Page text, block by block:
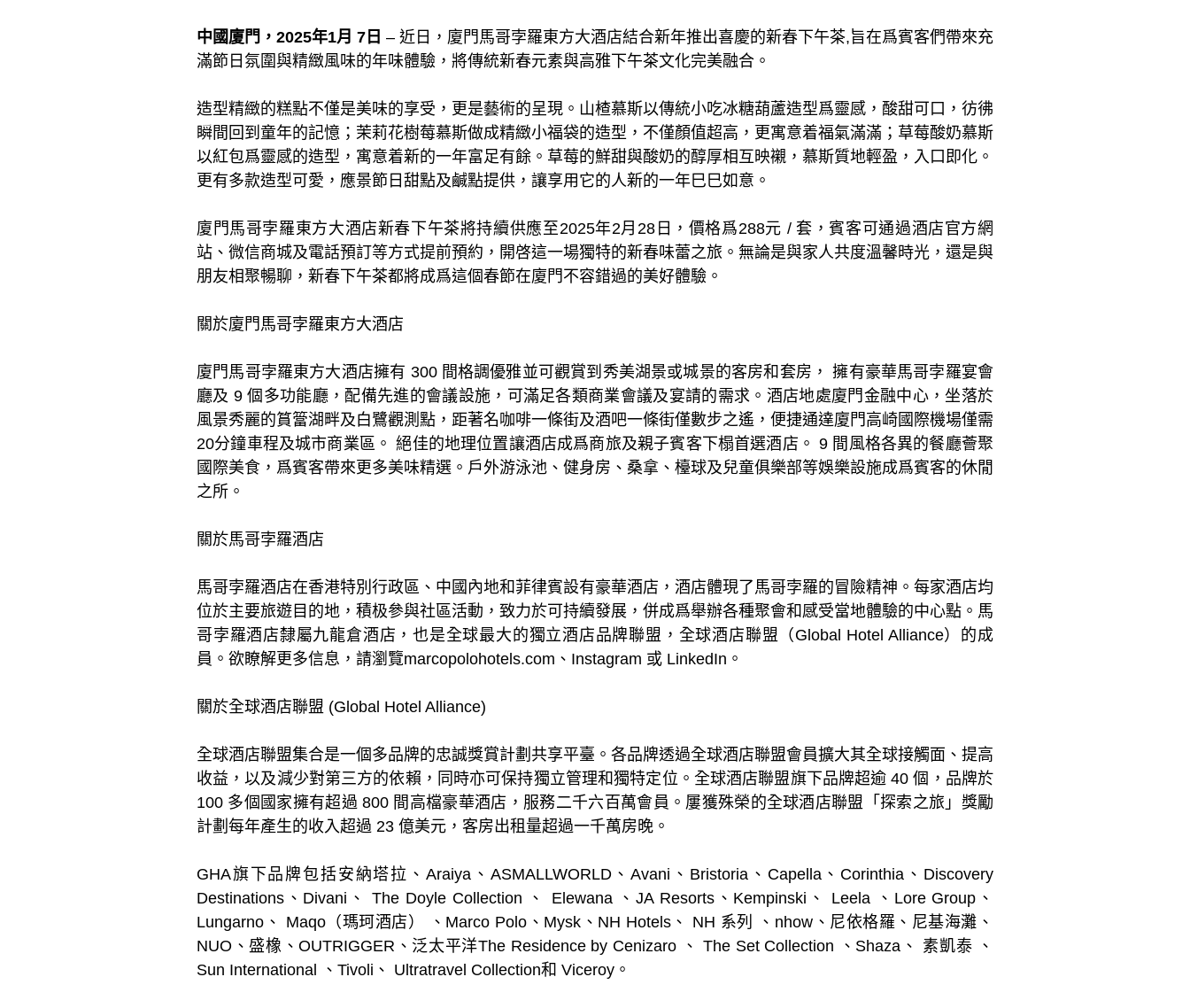
中國廈門，2025年1月 7日 – 近日，廈門馬哥孛羅東方大酒店結合新年推出喜慶的新春下午茶,旨在爲賓客們帶來充
滿節日氛圍與精緻風味的年味體驗，將傳統新春元素與高雅下午茶文化完美融合。
造型精緻的糕點不僅是美味的享受，更是藝術的呈現。山楂慕斯以傳統小吃冰糖葫蘆造型爲靈感，酸甜可口，彷彿
瞬間回到童年的記憶；茉莉花樹莓慕斯做成精緻小福袋的造型，不僅顏值超高，更寓意着福氣滿滿；草莓酸奶慕斯
以紅包爲靈感的造型，寓意着新的一年富足有餘。草莓的鮮甜與酸奶的醇厚相互映襯，慕斯質地輕盈，入口即化。
更有多款造型可愛，應景節日甜點及鹹點提供，讓享用它的人新的一年巳巳如意。
廈門馬哥孛羅東方大酒店新春下午茶將持續供應至2025年2月28日，價格爲288元 / 套，賓客可通過酒店官方網
站、微信商城及電話預訂等方式提前預約，開啓這一場獨特的新春味蕾之旅。無論是與家人共度溫馨時光，還是與
朋友相聚暢聊，新春下午茶都將成爲這個春節在廈門不容錯過的美好體驗。
關於廈門馬哥孛羅東方大酒店
廈門馬哥孛羅東方大酒店擁有 300 間格調優雅並可觀賞到秀美湖景或城景的客房和套房， 擁有豪華馬哥孛羅宴會
廳及 9 個多功能廳，配備先進的會議設施，可滿足各類商業會議及宴請的需求。酒店地處廈門金融中心，坐落於
風景秀麗的篔簹湖畔及白鷺觀測點，距著名咖啡一條街及酒吧一條街僅數步之遙，便捷通達廈門高崎國際機場僅需
20分鐘車程及城市商業區。 絕佳的地理位置讓酒店成爲商旅及親子賓客下榻首選酒店。 9 間風格各異的餐廳薈聚
國際美食，爲賓客帶來更多美味精選。戶外游泳池、健身房、桑拿、檯球及兒童俱樂部等娛樂設施成爲賓客的休閒
之所。
關於馬哥孛羅酒店
馬哥孛羅酒店在香港特別行政區、中國內地和菲律賓設有豪華酒店，酒店體現了馬哥孛羅的冒險精神。每家酒店均
位於主要旅遊目的地，積极參與社區活動，致力於可持續發展，併成爲舉辦各種聚會和感受當地體驗的中心點。馬
哥孛羅酒店隸屬九龍倉酒店，也是全球最大的獨立酒店品牌聯盟，全球酒店聯盟（Global Hotel Alliance）的成
員。欲瞭解更多信息，請瀏覽marcopolohotels.com、Instagram 或 LinkedIn。
關於全球酒店聯盟 (Global Hotel Alliance)
全球酒店聯盟集合是一個多品牌的忠誠獎賞計劃共享平臺。各品牌透過全球酒店聯盟會員擴大其全球接觸面、提高
收益，以及減少對第三方的依賴，同時亦可保持獨立管理和獨特定位。全球酒店聯盟旗下品牌超逾 40 個，品牌於
100 多個國家擁有超過 800 間高檔豪華酒店，服務二千六百萬會員。屢獲殊榮的全球酒店聯盟「探索之旅」獎勵
計劃每年產生的收入超過 23 億美元，客房出租量超過一千萬房晚。
GHA旗下品牌包括安納塔拉、Araiya、ASMALLWORLD、Avani、Bristoria、Capella、Corinthia、Discovery
Destinations、Divani、 The Doyle Collection 、 Elewana 、JA Resorts、Kempinski、 Leela 、Lore Group、
Lungarno、 Maqo（瑪珂酒店） 、Marco Polo、Mysk、NH Hotels、 NH 系列 、nhow、尼依格羅、尼基海灘、
NUO、盛橡、OUTRIGGER、泛太平洋The Residence by Cenizaro 、 The Set Collection 、Shaza、 素凱泰 、
Sun International 、Tivoli、 Ultratravel Collection和 Viceroy。